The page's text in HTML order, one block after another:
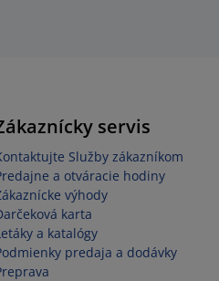
servis
Služby zákazníkom
a otváracie hodiny
výhody
karta
a katalógy
predaja a dodávky